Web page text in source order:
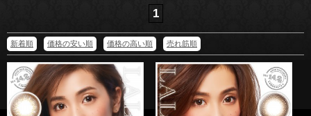
1
新着順 価格の安い順 価格の高い順 売れ筋順